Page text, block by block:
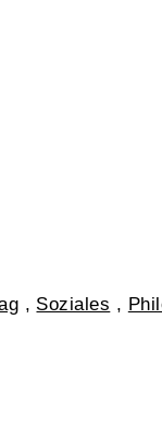
, Soziales ,